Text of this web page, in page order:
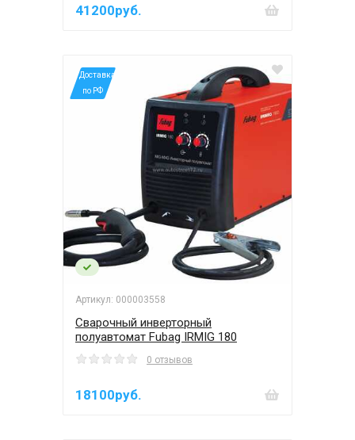
41200руб.
*Доставка
по РФ
Артикул: 000003558
Сварочный инверторный
полуавтомат Fubag IRMIG 180
0 отзывов
18100руб.